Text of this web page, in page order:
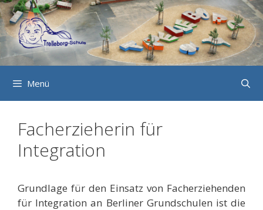
Zum
Inhalt
springen
Menü
Facherzieherin für
Integration
Grundlage für den Einsatz von Facherziehenden
für Integration an Berliner Grundschulen ist die